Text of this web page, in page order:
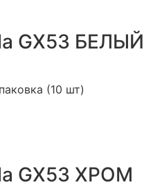
GX53 БЕЛЫЙ
(10 шт)
GX53 ХРОМ